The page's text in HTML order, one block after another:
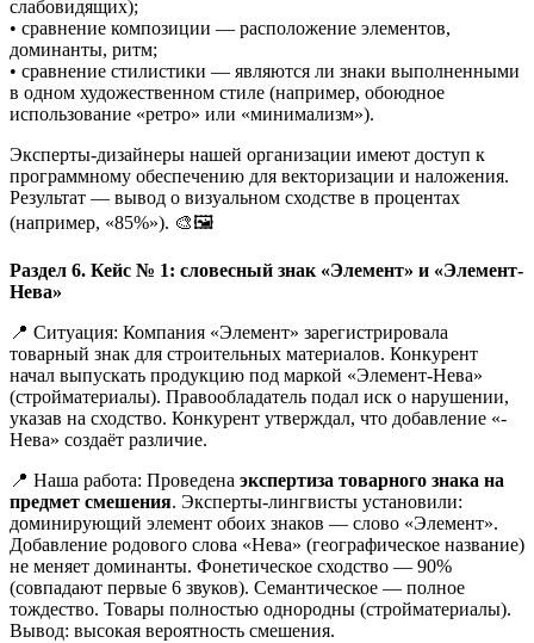
слабовидящих);
• сравнение композиции — расположение элементов,
доминанты, ритм;
• сравнение стилистики — являются ли знаки выполненными
в одном художественном стиле (например, обоюдное
использование «ретро» или «минимализм»).
Эксперты-дизайнеры нашей организации имеют доступ к
программному обеспечению для векторизации и наложения.
Результат — вывод о визуальном сходстве в процентах
(например, «85%»). 🎨🖼️
Раздел 6. Кейс № 1: словесный знак «Элемент» и «Элемент-
Нева»
📍 Ситуация: Компания «Элемент» зарегистрировала
товарный знак для строительных материалов. Конкурент
начал выпускать продукцию под маркой «Элемент-Нева»
(стройматериалы). Правообладатель подал иск о нарушении,
указав на сходство. Конкурент утверждал, что добавление «-
Нева» создаёт различие.
📍 Наша работа: Проведена экспертиза товарного знака на
предмет смешения. Эксперты-лингвисты установили:
доминирующий элемент обоих знаков — слово «Элемент».
Добавление родового слова «Нева» (географическое название)
не меняет доминанты. Фонетическое сходство — 90%
(совпадают первые 6 звуков). Семантическое — полное
тождество. Товары полностью однородны (стройматериалы).
Вывод: высокая вероятность смешения.